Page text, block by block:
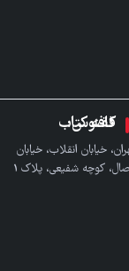
کافه کتاب ققنوس:
خیابان انقلاب، خیابان
کوچه شفیعی، پلاک 1